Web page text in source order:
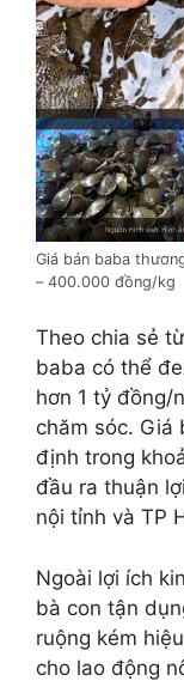
Giá bán baba
– 400.000 đồng/kg
Theo chia sẻ
baba có thể
hơn 1 tỷ đồng/
chăm sóc. Giá
định trong
đầu ra thuận
nội tỉnh và TP
Ngoài lợi ích
bà con tận
ruộng kém
cho lao động